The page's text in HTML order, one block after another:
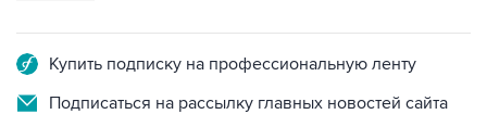
Купить подписку на профессиональную ленту
Подписаться на рассылку главных новостей сайта